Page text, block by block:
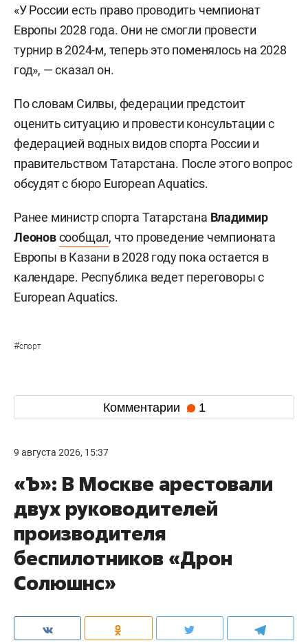
«У России есть право проводить чемпионат
Европы 2028 года. Они не смогли провести
турнир в 2024-м, теперь это поменялось на 2028
год», — сказал он.
По словам Силвы, федерации предстоит
оценить ситуацию и провести консультации с
федерацией водных видов спорта России и
правительством Татарстана. После этого вопрос
обсудят с бюро European Aquatics.
Ранее министр спорта Татарстана Владимир
Леоновсообщал, что проведение чемпионата
Европы в Казани в 2028 году пока остается в
календаре. Республика ведет переговоры с
European Aquatics.
#спорт
Комментарии 1
9 августа 2026, 15:37
«Ъ»: В Москве арестовали
двух руководителей
производителя
беспилотников «Дрон
Солюшнс»